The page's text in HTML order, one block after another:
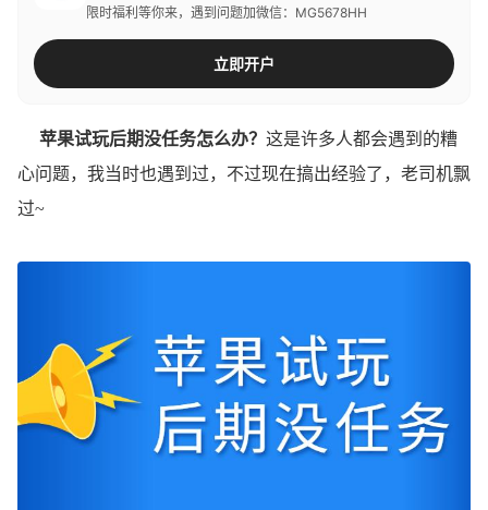
限时福利等你来，遇到问题加微信：MG5678HH
立即开户
苹果试玩后期没任务怎么办？ 这是许多人都会遇到的糟
心问题，我当时也遇到过，不过现在搞出经验了，老司机飘
过~